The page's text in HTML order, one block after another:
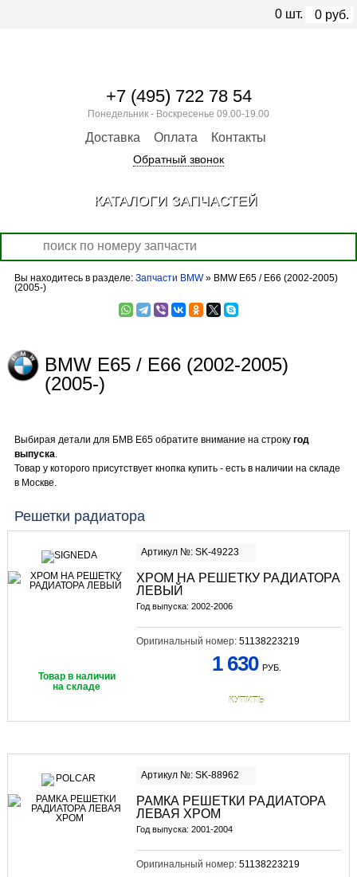
Вы находитесь в разделе: Запчасти BMW» BMW E65 / E66 (2002-2005)
(2005-)
BMW E65 / E66 (2002-2005)
(2005-)
Выбирая детали для БМВ Е65 обратите внимание на строку год
выпуска.
Товар у которого присутствует кнопка купить - есть в наличии на складе
в Москве.
Решетки радиатора
Артикул №: SK-49223
ХРОМ НА РЕШЕТКУ РАДИАТОРА
ЛЕВЫЙ
Год выпуска: 2002-2006
Оригинальный номер: 51138223219
Товар в наличии
на складе
1 630 РУБ.
КУПИТЬ
Артикул №: SK-88962
РАМКА РЕШЕТКИ РАДИАТОРА
ЛЕВАЯ ХРОМ
Год выпуска: 2001-2004
Оригинальный номер: 51138223219
+7 (495) 722 78 54
Понедельник - Воскресенье 09.00-19.00
Доставка Оплата Контакты
Обратный звонок
0 шт. 0 руб.
КАТАЛОГИ ЗАПЧАСТЕЙ